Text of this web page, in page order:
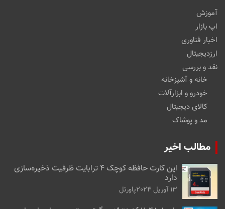
آموزش
اپ بازار
اخبار فناوری
ارزدیجیتال
نقد و بررسی
خانه و آشپزخانه
خودرو و ابزارآلات
کالای دیجیتال
مد و پوشاک
مطالب اخیر
این کارت حافظه کوچک ۴ ترابایت ظرفیت ذخیره‌سازی
دارد
13 آوریل 2024 پاورتل